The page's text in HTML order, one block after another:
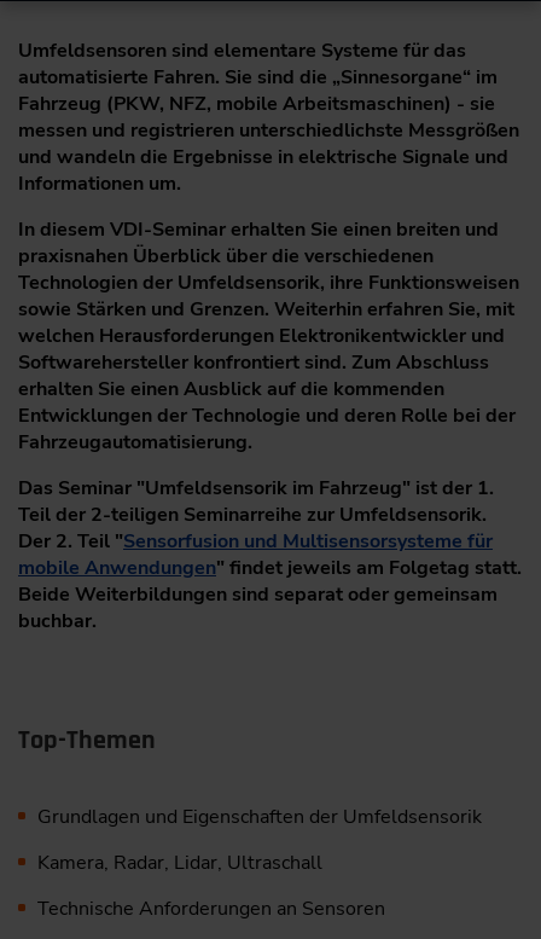
Umfeldsensoren sind elementare Systeme für das
automatisierte Fahren. Sie sind die „Sinnesorgane“ im
Fahrzeug (PKW, NFZ, mobile Arbeitsmaschinen) - sie
messen und registrieren unterschiedlichste Messgrößen
und wandeln die Ergebnisse in elektrische Signale und
Informationen um.
In diesem VDI-Seminar erhalten Sie einen breiten und
praxisnahen Überblick über die verschiedenen
Technologien der Umfeldsensorik, ihre Funktionsweisen
sowie Stärken und Grenzen. Weiterhin erfahren Sie, mit
welchen Herausforderungen Elektronikentwickler und
Softwarehersteller konfrontiert sind. Zum Abschluss
erhalten Sie einen Ausblick auf die kommenden
Entwicklungen der Technologie und deren Rolle bei der
Fahrzeugautomatisierung.
Das Seminar "Umfeldsensorik im Fahrzeug" ist der 1.
Teil der 2-teiligen Seminarreihe zur Umfeldsensorik.
Der 2. Teil "Sensorfusion und Multisensorsysteme für
mobile Anwendungen" findet jeweils am Folgetag statt.
Beide Weiterbildungen sind separat oder gemeinsam
buchbar.
Top-Themen
Grundlagen und Eigenschaften der Umfeldsensorik
Kamera, Radar, Lidar, Ultraschall
Technische Anforderungen an Sensoren